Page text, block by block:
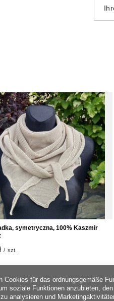
symetryczna, 100% Kaszmir
/ szt.
Cookies für das ordnungsgemäße
soziale Funktionen anzubieten, den
analysieren und